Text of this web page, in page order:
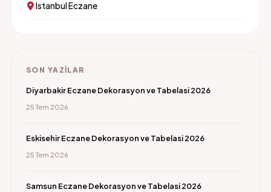
Istanbul Eczane
SON YAZILAR
Diyarbakir Eczane Dekorasyon ve Tabelasi 2026
25 Tem 2026
Eskisehir Eczane Dekorasyon ve Tabelasi 2026
25 Tem 2026
Samsun Eczane Dekorasyon ve Tabelasi 2026